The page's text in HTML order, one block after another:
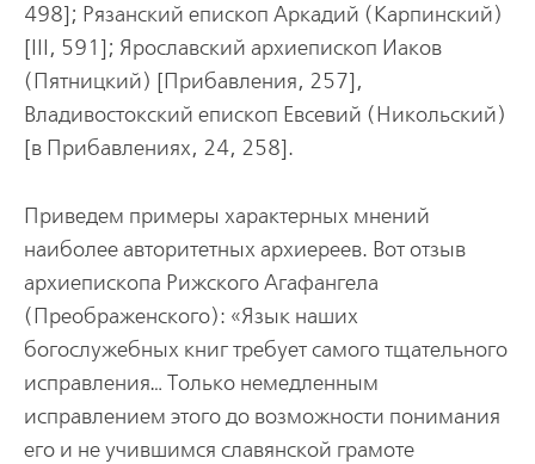
498]; Рязанский епископ Аркадий (Карпинский)
[III, 591]; Ярославский архиепископ Иаков
(Пятницкий) [Прибавления, 257],
Владивостокский епископ Евсевий (Никольский)
[в Прибавлениях, 24, 258].
Приведем примеры характерных мнений
наиболее авторитетных архиереев. Вот отзыв
архиепископа Рижского Агафангела
(Преображенского): «Язык наших
богослужебных книг требует самого тщательного
исправления… Только немедленным
исправлением этого до возможности понимания
его и не учившимся славянской грамоте